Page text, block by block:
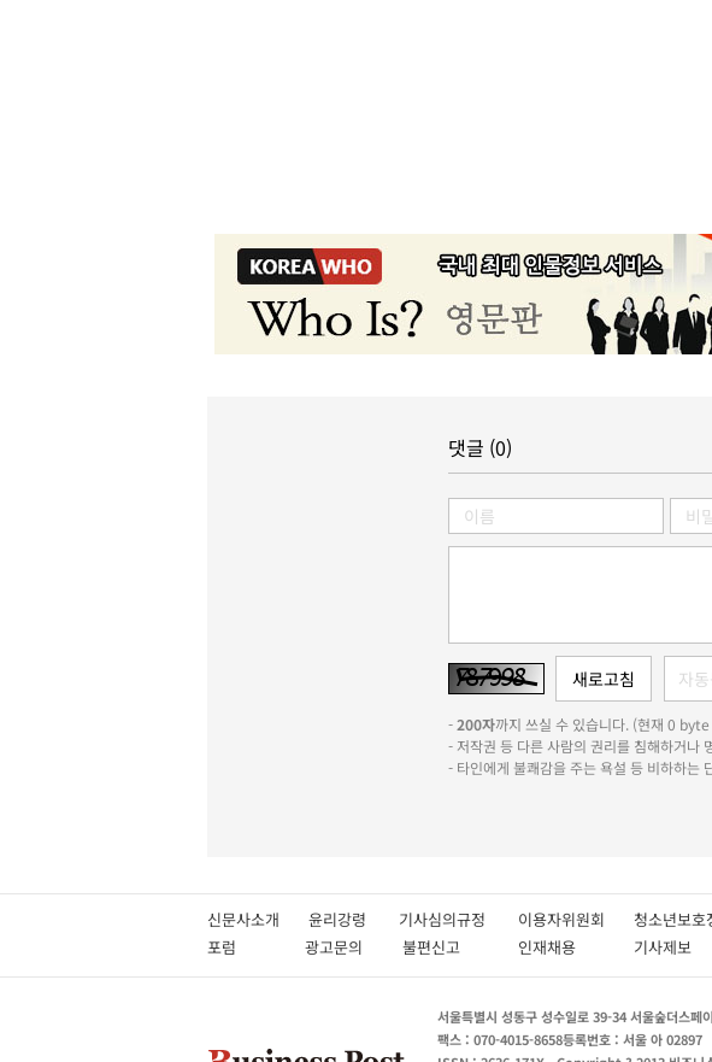
댓글 (0)
-200자까지 쓰실 수 있습니다. (현재 0
- 저작권 등 다른 사람의 권리를 침해하거나
- 타인에게 불쾌감을 주는 욕설 등 비하하는
신문사소개 윤리강령 기사심의규정 이용자위원회 청소년보
포럼
광고문의 불편신고 인재채용 기사제
서울특별시 성동구 성수일로 39-34 서울숲더스페
팩스 : 070-4015-8658등록번호 : 서울 아 02897